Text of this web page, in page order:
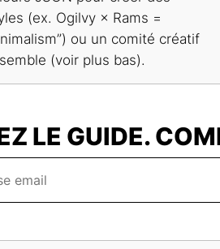
(ex. Ogilvy × Rams =
ou un comité créatif
(voir plus bas).